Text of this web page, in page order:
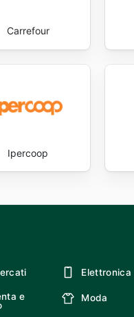
Carrefour
Ipercoop
Elettronica
e
Moda